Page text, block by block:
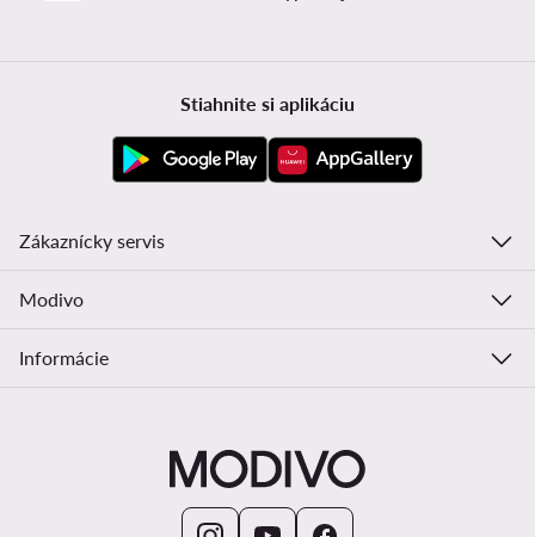
Stiahnite si aplikáciu
Zákaznícky servis
Modivo
Informácie